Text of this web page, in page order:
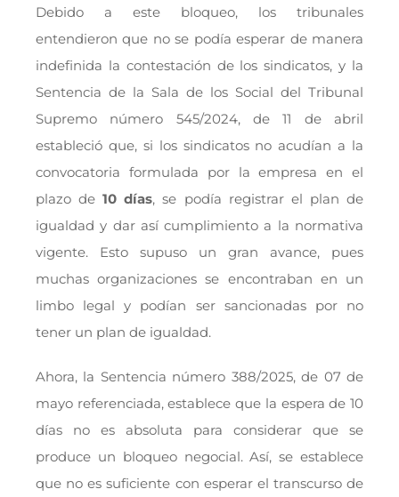
Debido a este bloqueo, los tribunales
entendieron que no se podía esperar de manera
indefinida la contestación de los sindicatos, y la
Sentencia de la Sala de los Social del Tribunal
Supremo número 545/2024, de 11 de abril
estableció que, si los sindicatos no acudían a la
convocatoria formulada por la empresa en el
plazo de10 días, se podía registrar el plan de
igualdad y dar así cumplimiento a la normativa
vigente. Esto supuso un gran avance, pues
muchas organizaciones se encontraban en un
limbo legal y podían ser sancionadas por no
tener un plan de igualdad.
Ahora, la Sentencia número 388/2025, de 07 de
mayo referenciada, establece que la espera de 10
días no es absoluta para considerar que se
produce un bloqueo negocial. Así, se establece
que no es suficiente con esperar el transcurso de